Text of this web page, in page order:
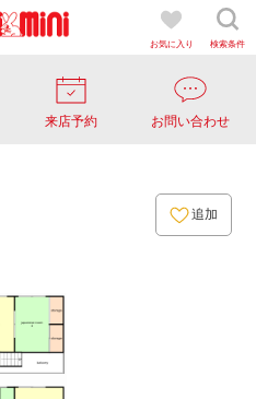
お気に入り 検索条件
来店予約 お問い合わせ
追加